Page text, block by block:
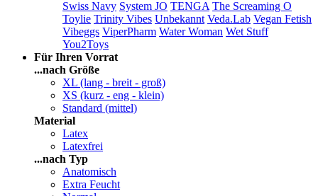
Swiss Navy System JO TENGA The Screaming O
Toylie Trinity Vibes Unbekannt Veda.Lab Vegan Fetish
Vibeggs ViperPharm Water Woman Wet Stuff
You2Toys
Für Ihren Vorrat
...nach Größe
XL (lang - breit - groß)
XS (kurz - eng - klein)
Standard (mittel)
Material
Latex
Latexfrei
...nach Typ
Anatomisch
Extra Feucht